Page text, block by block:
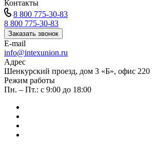
Контакты
8 800 775-30-83
8 800 775-30-83
Заказать звонок
E-mail
info@intexunion.ru
Адрес
Шенкурский проезд, дом 3 «Б», офис 220
Режим работы
Пн. – Пт.: с 9:00 до 18:00